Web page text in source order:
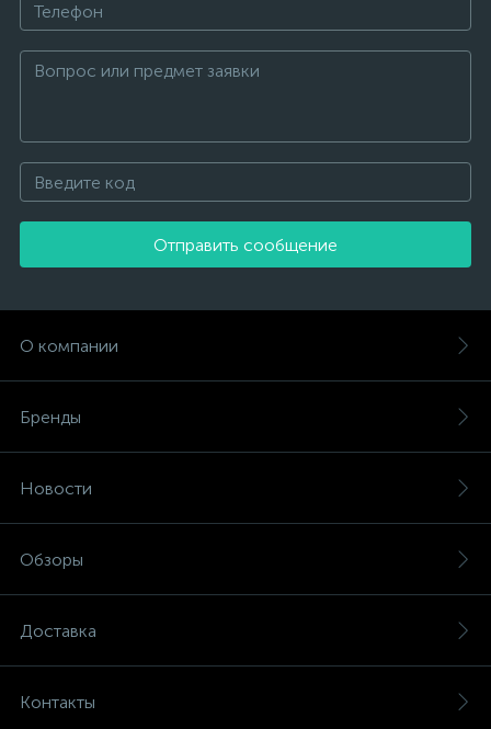
Отправить сообщение
О компании
Бренды
Новости
Обзоры
Доставка
Контакты